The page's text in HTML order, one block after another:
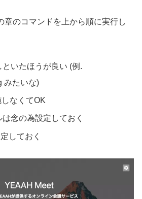
章のコマンドを上から順に実行し
といたほうが良い (例.
みたいな)
なくてOK
念の為設定しておく
しておく